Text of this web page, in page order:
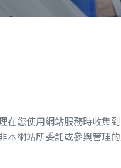
在您使用網站服務時收集
本網站所委託或參與管理的